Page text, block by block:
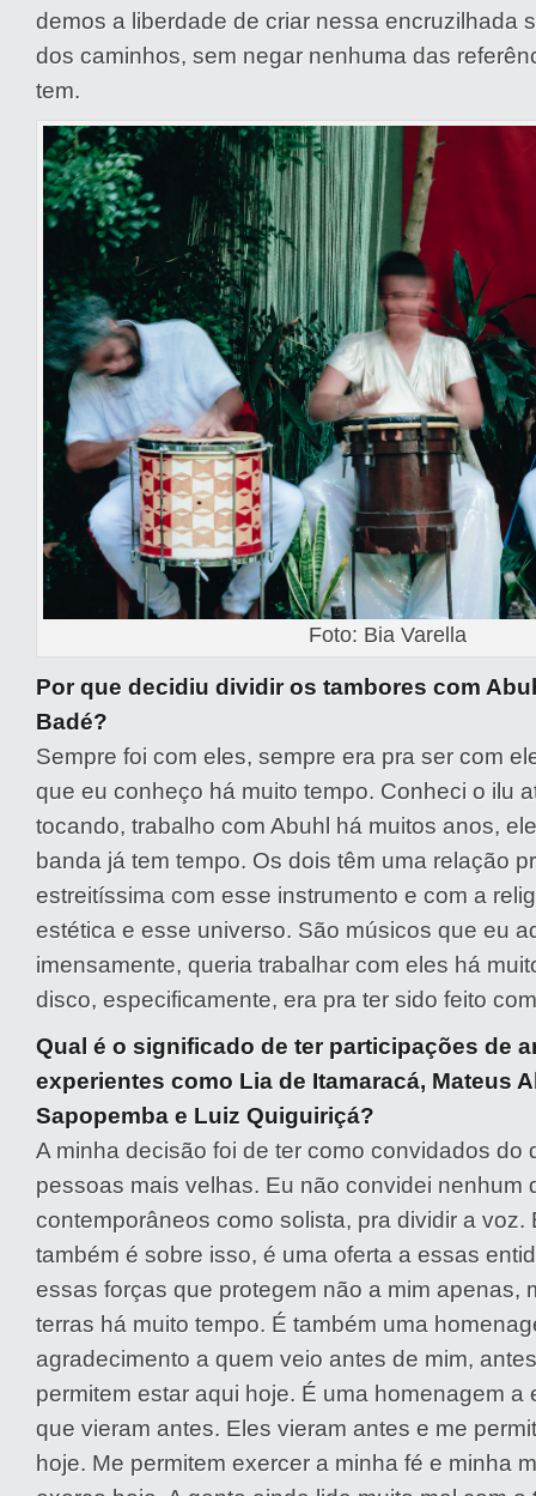
demos a liberdade de criar nessa encruzilhada
dos caminhos, sem negar nenhuma das
tem.
Foto: Bia Varella
Por que decidiu dividir os tambores com
Badé?
Sempre foi com eles, sempre era pra ser com
que eu conheço há muito tempo. Conheci o ilu
tocando, trabalho com Abuhl há muitos anos,
banda já tem tempo. Os dois têm uma relação
estreitíssima com esse instrumento e com a
estética e esse universo. São músicos que eu
imensamente, queria trabalhar com eles há
disco, especificamente, era pra ter sido feito
Qual é o significado de ter participações de
experientes como Lia de Itamaracá, Mateus
Sapopemba e Luiz Quiguiriçá?
A minha decisão foi de ter como convidados do
pessoas mais velhas. Eu não convidei nenhum
contemporâneos como solista, pra dividir a voz.
também é sobre isso, é uma oferta a essas
essas forças que protegem não a mim apenas,
terras há muito tempo. É também uma
agradecimento a quem veio antes de mim,
permitem estar aqui hoje. É uma homenagem a
que vieram antes. Eles vieram antes e me
hoje. Me permitem exercer a minha fé e minha